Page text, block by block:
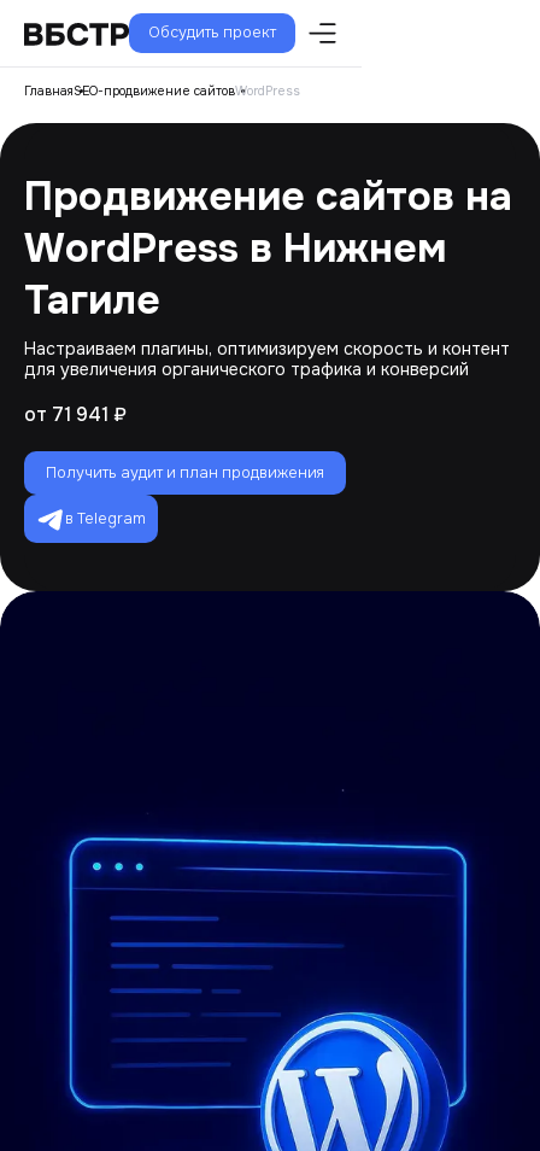
Обсудить проект
ГлавнаяSEO-продвижение сайтовWordPress
Продвижение сайтов на
WordPress в Нижнем
Тагиле
Настраиваем плагины, оптимизируем скорость и контент
для увеличения органического трафика и конверсий
от 71 941 ₽
Получить аудит и план продвижения
в Telegram